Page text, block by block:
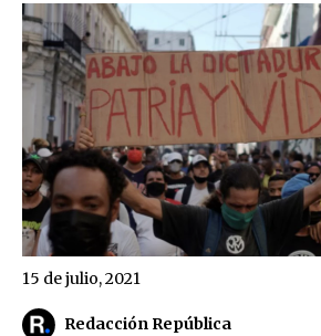
Redacción República
15 de julio, 2021